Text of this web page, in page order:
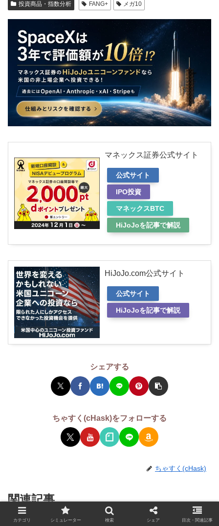
投資商品・指数分析 FANG+ メガ10
マネックス証券公式サイト
公式サイト
IPO投資
マネックスBTC
HiJoJoを記事で解説
HiJoJo.com公式サイト
公式サイト
HiJoJoを記事で解説
シェアする
ちゃすく(cHask)をフォローする
ちゃすく(cHask)
関連記事
カテゴリ シミュレーター 検索 シェア 目次・関連記事